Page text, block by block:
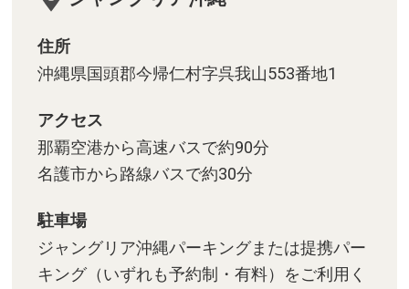
る大人気の水族館「沖縄美ら海水
かつて北部の守りを固めていた、
跡」(今帰仁村)
沖縄の美しい海の上を渡ることが
できる橋「古宇利大橋」(今帰仁
村)
沖縄の自然が堪能できるリゾート
島「古宇利島」(今帰仁村)
住所
沖縄県国頭郡今帰仁村字呉我山553番地1
アクセス
那覇空港から高速バスで約90分
名護市から路線バスで約30分
駐車場
ジャングリア沖縄パーキングまたは提携パー
キング（いずれも予約制・有料）をご利用く